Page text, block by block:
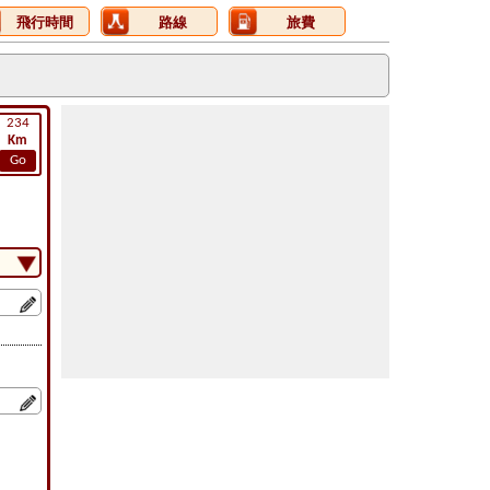
飛行時間 路線 旅費
234
Km
Go